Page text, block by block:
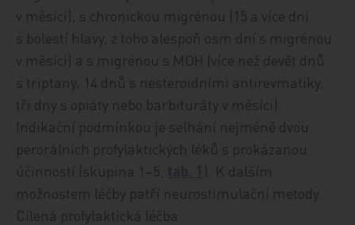
v měsíci), s chronickou migrénou (15 a více dní
s bolestí hlavy, z toho alespoň osm dní s migrénou
v měsíci) a s migrénou s MOH (více než devět dnů
s triptany, 14 dnů s nesteroidními antirevmatiky,
tři dny s opiáty nebo barbituráty v měsíci).
Indikační podmínkou je selhání nejméně dvou
perorálních profylaktických léků s prokázanou
účinností (skupina 1–5,
). K dalším
možnostem léčby patří neurostimulační metody.
Cílená profylaktická léčba